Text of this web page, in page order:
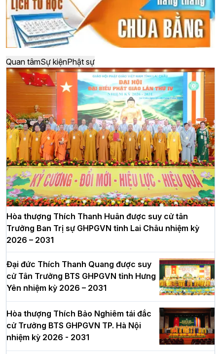
Quan tâmSự kiệnPhật sự
Hòa thượng Thích Thanh Huân được suy cử tân
Trưởng Ban Trị sự GHPGVN tỉnh Lai Châu nhiệm kỳ
2026 – 2031
Đại đức Thích Thanh Quang được suy
cử Tân Trưởng BTS GHPGVN tỉnh Hưng
Yên nhiệm kỳ 2026 – 2031
Hòa thượng Thích Bảo Nghiêm tái đắc
cử Trưởng BTS GHPGVN TP. Hà Nội
nhiệm kỳ 2026 - 2031